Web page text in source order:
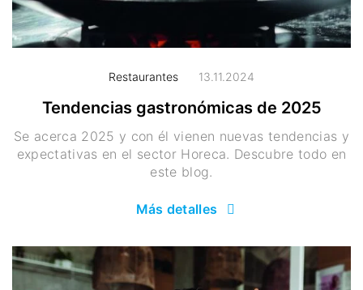
Restaurantes 13.11.2024
Tendencias gastronómicas de 2025
Se acerca 2025 y con él vienen nuevas tendencias y
expectativas en el sector Horeca. Descubre todo en
este blog.
Más detalles